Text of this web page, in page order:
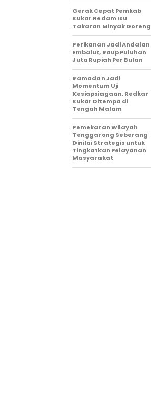
Gerak Cepat Pemkab
Kukar Redam Isu
Takaran Minyak Goreng
Perikanan Jadi Andalan
Embalut, Raup Puluhan
Juta Rupiah Per Bulan
Ramadan Jadi
Momentum Uji
Kesiapsiagaan, Redkar
Kukar Ditempa di
Tengah Malam
Pemekaran Wilayah
Tenggarong Seberang
Dinilai Strategis untuk
Tingkatkan Pelayanan
Masyarakat